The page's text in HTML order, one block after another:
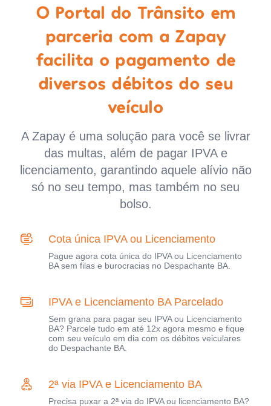
O Portal do Trânsito em
parceria com a Zapay
facilita o pagamento de
diversos débitos do seu
veículo
A Zapay é uma solução para você se livrar
das multas, além de pagar IPVA e
licenciamento, garantindo aquele alívio não
só no seu tempo, mas também no seu
bolso.
Cota única IPVA ou Licenciamento
Pague agora cota única do IPVA ou Licenciamento
BA sem filas e burocracias no Despachante BA.
IPVA e Licenciamento BA Parcelado
Sem grana para pagar seu IPVA ou Licenciamento
BA? Parcele tudo em até 12x agora mesmo e fique
com seu veículo em dia com os débitos veiculares
do Despachante BA.
2ª via IPVA e Licenciamento BA
Precisa puxar a 2ª via do IPVA ou licenciamento BA?